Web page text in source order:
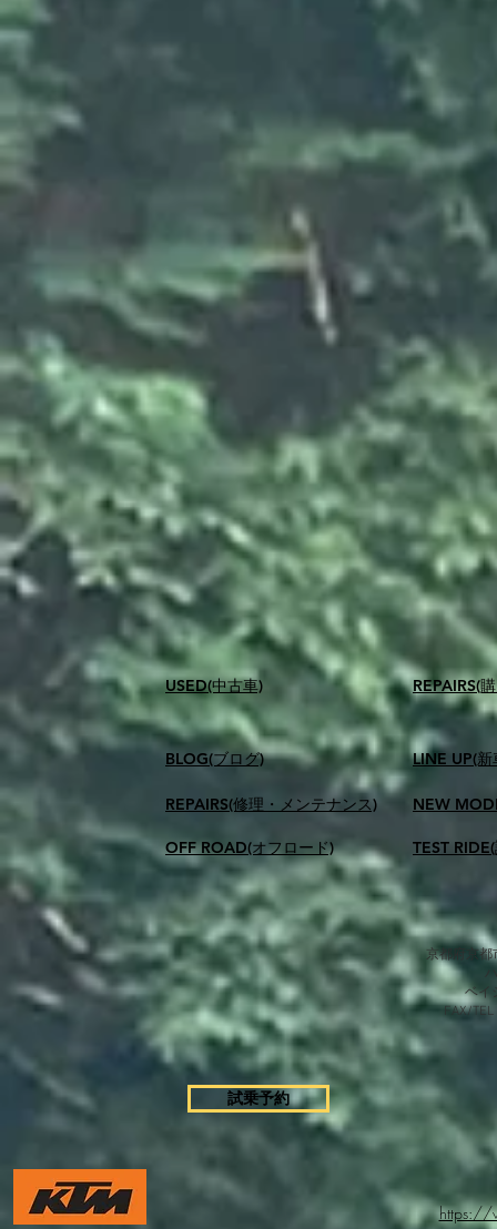
USED(中古車)
BLOG(ブログ)
REPAIRS(修理・メンテナンス)
OFF ROAD(オフロード)
​REPAIRS(
LINE UP(新
NEW
TEST
京都府京都
ベイ
FAX/
試乗予約
https://